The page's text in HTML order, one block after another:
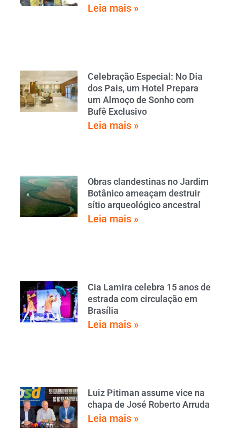
Leia mais »
Celebração Especial: No Dia
dos Pais, um Hotel Prepara
um Almoço de Sonho com
Bufê Exclusivo
Leia mais »
Obras clandestinas no Jardim
Botânico ameaçam destruir
sítio arqueológico ancestral
Leia mais »
Cia Lamira celebra 15 anos de
estrada com circulação em
Brasília
Leia mais »
Luiz Pitiman assume vice na
chapa de José Roberto Arruda
Leia mais »